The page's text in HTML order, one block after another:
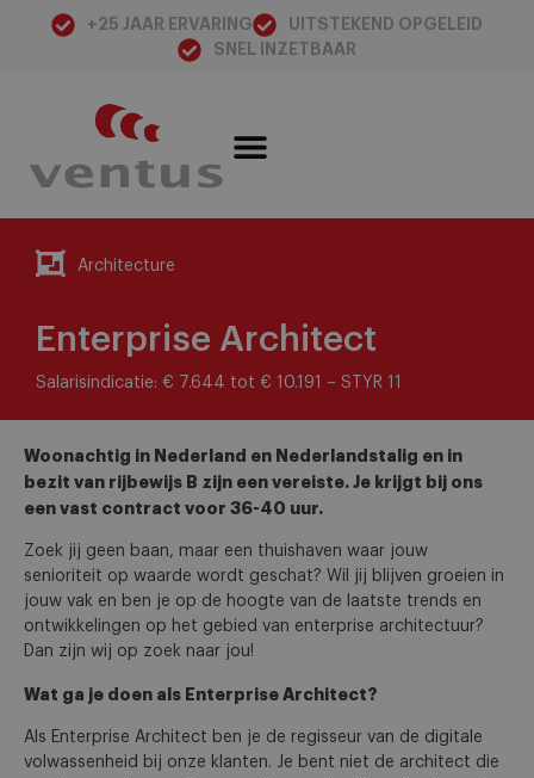
+25 JAAR ERVARING
UITSTEKEND OPGELEID
SNEL INZETBAAR
Architecture
Enterprise Architect
Salarisindicatie: € 7.644 tot € 10.191 – STYR 11
Woonachtig in Nederland en Nederlandstalig en in
bezit van rijbewijs B zijn een vereiste. Je krijgt bij ons
een vast contract voor 36-40 uur.
Zoek jij geen baan, maar een thuishaven waar jouw
senioriteit op waarde wordt geschat? Wil jij blijven groeien in
jouw vak en ben je op de hoogte van de laatste trends en
ontwikkelingen op het gebied van enterprise architectuur?
Dan zijn wij op zoek naar jou!
Wat ga je doen als Enterprise Architect?
Als Enterprise Architect ben je de regisseur van de digitale
volwassenheid bij onze klanten. Je bent niet de architect die